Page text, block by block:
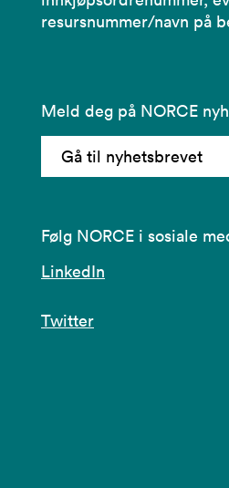
resursnummer/navn på
Meld deg på NORCE
Gå til nyhetsbrevet
Følg NORCE i sosiale
LinkedIn
Twitter